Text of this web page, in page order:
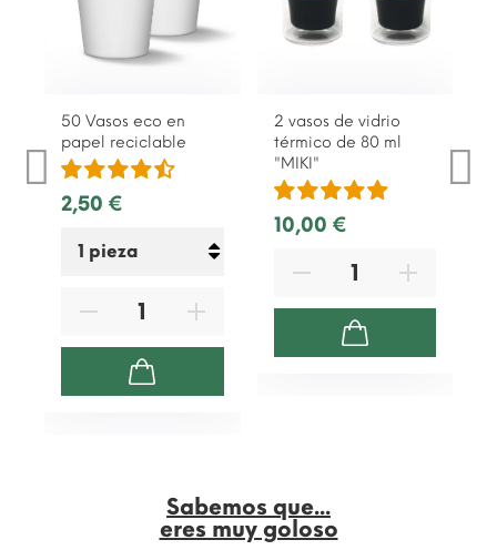
50 Vasos eco en
papel reciclable
2,50 €
2 vasos de vidrio
térmico de 80 ml
"MIKI"
10,00 €
Sabemos que...
eres muy goloso